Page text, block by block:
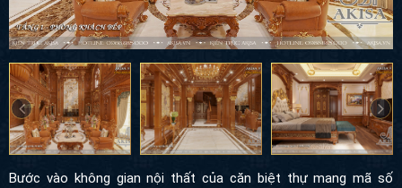
Bước vào không gian nội thất của căn biệt thự mang mã số